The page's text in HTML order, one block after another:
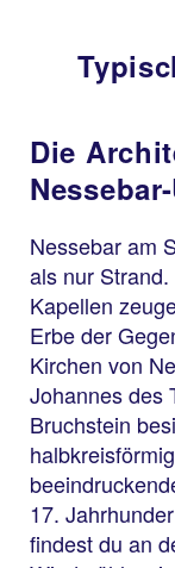
Die
Nessebar am
als nur
Kapellen
Erbe der
Kirchen von
Johannes des
Bruchstein
17.
findest du an